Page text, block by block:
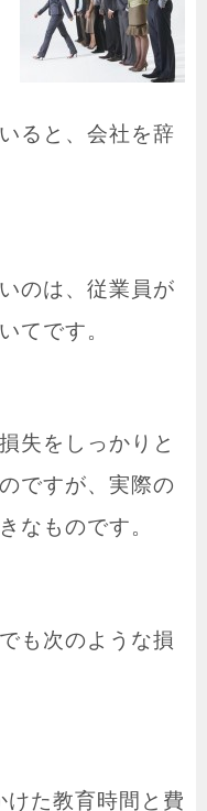
ると、会社を辞
のは、従業員が
てです。
失をしっかりと
ですが、実際の
なものです。
も次のような損
けた教育時間と費